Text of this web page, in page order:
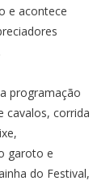
e acontece
programação
cavalos, corrida
garoto e
do Festival,